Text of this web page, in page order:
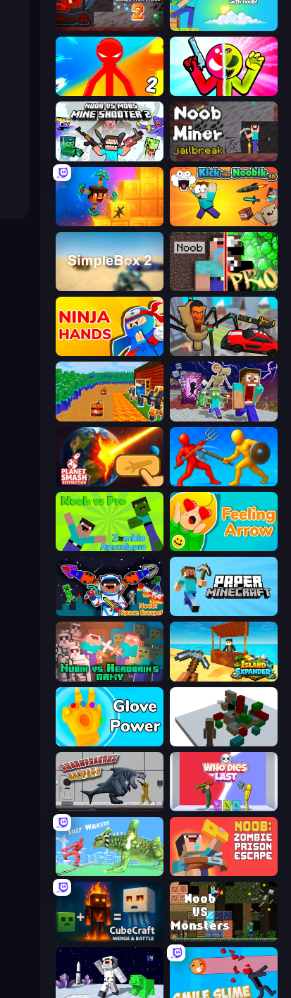
Noob Miner 2: Escape From Prison Skyland Survive With Noob!
Red Stickman vs Monster School 2 Stickman Zombie vs Stickman Hero
Mine Shooter 2: Noob vs Mobs Noob Miner: Escape From Prison
Merge & Dig! Kick the Noobik 3D
Noob vs Pro: Challenge
Ninja Hands Cars vs Skibidi Toilet
Noob Tower Defense Monster School Herobrine Siren Head
Planet Smash Destruction Epic Sword Battle! Fight in Arena
Noob vs Pro: Zombie Apocalypse Feeling Arrow
Noob: Space Escape! Paper Minecraft
Nubik vs Herobrin's Army Island Expander
Glove Power Craft Destroy
Sharkosaurus Rampage Who Dies Last?
Silly Walkers
CubeCraft: Merge & Battle Noob VS Monsters